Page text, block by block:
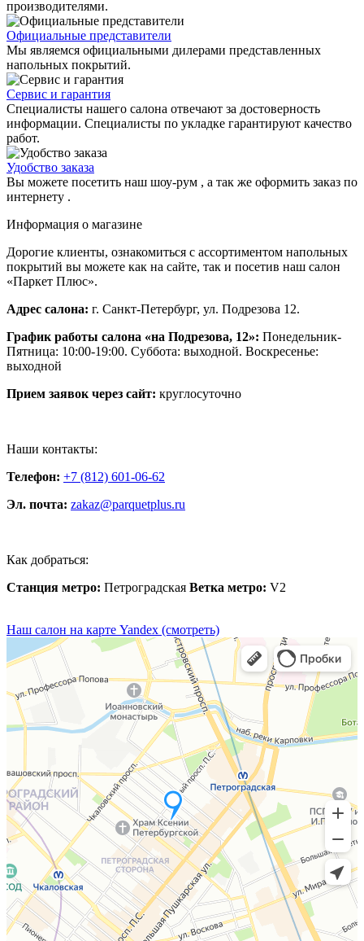
производителями.
Официальные представители
Мы являемся официальными дилерами представленных
напольных покрытий.
Сервис и гарантия
Специалисты нашего салона отвечают за достоверность
информации. Специалисты по укладке гарантируют качество
работ.
Удобство заказа
Вы можете посетить наш шоу-рум , а так же оформить заказ по
интернету .
Информация о магазине
Дорогие клиенты, ознакомиться с ассортиментом напольных
покрытий вы можете как на сайте, так и посетив наш салон
«Паркет Плюс».
Адрес салона: г. Санкт-Петербург, ул. Подрезова 12.
График работы салона «на Подрезова, 12»: Понедельник-
Пятница: 10:00-19:00. Суббота: выходной. Воскресенье:
выходной
Прием заявок через сайт: круглосуточно
Наши контакты:
Телефон: +7 (812) 601-06-62
Эл. почта: zakaz@parquetplus.ru
Как добраться:
Станция метро: Петроградская Ветка метро: V2
Наш салон на карте Yandex (смотреть)